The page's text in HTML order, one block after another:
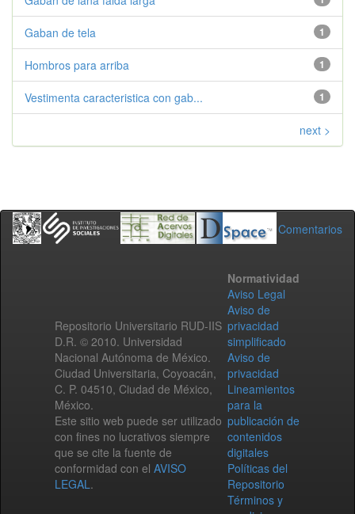
1
Gaban de tela
1
Hombros para arriba
1
Vestimenta caracteristica con gab...
next >
Comentarios
Repositorio Universitario RUD-IIS
D.R. © 2010. Universidad
Nacional Autónoma de México.
Ciudad Universitaria, Coyoacán,
C. P. 04510, Ciudad de México,
México.
Este sitio web puede ser utilizado
con fines no lucrativos siempre
que se cite la fuente de
conformidad con el AVISO
LEGAL.
Normatividad
Aviso Legal
Aviso de
privacidad
simplificado
Aviso de
privacidad
Lineamientos
para la
publicación de
contenidos
digitales
Políticas del
Repositorio
Términos y